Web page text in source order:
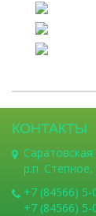
КОНТАКТЫ
р.п.
+7 (84566) 5-
+7 (84566) 5-